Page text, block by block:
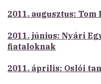
2011. augusztus:
2011. június: Nyári
fiataloknak
2011. április: Oslói